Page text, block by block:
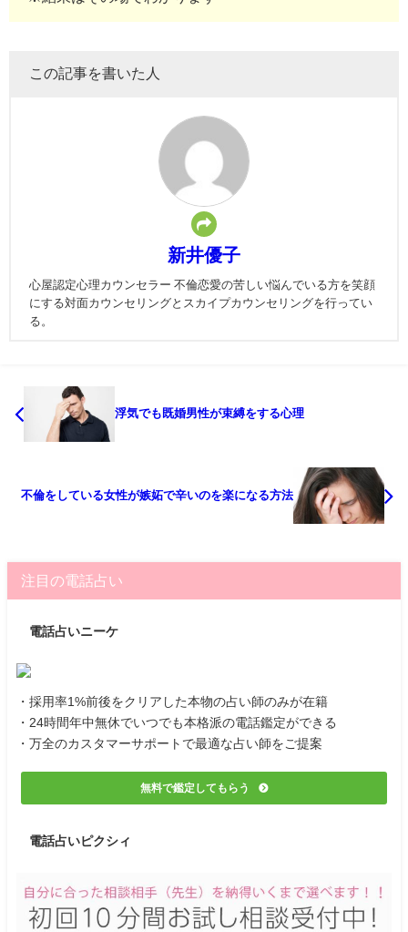
この記事を書いた人
新井優子
心屋認定心理カウンセラー 不倫恋愛の苦しい悩んでいる方を笑顔
にする対面カウンセリングとスカイプカウンセリングを行ってい
る。
浮気でも既婚男性が束縛をする心理
不倫をしている女性が嫉妬で辛いのを楽になる方法
注目の電話占い
電話占いニーケ
・採用率1%前後をクリアした本物の占い師のみが在籍
・24時間年中無休でいつでも本格派の電話鑑定ができる
・万全のカスタマーサポートで最適な占い師をご提案
無料で鑑定してもらう
電話占いピクシィ